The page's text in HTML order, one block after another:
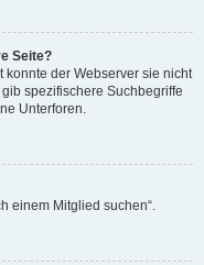
Seite?
konnte der Webserver sie nicht
spezifischere Suchbegriffe
Unterforen.
einem Mitglied suchen“.